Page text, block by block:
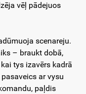
vēļ pādejuos
scenareju.
– braukt dobā,
tys izavērs kadrā
ar vysu
paļdis